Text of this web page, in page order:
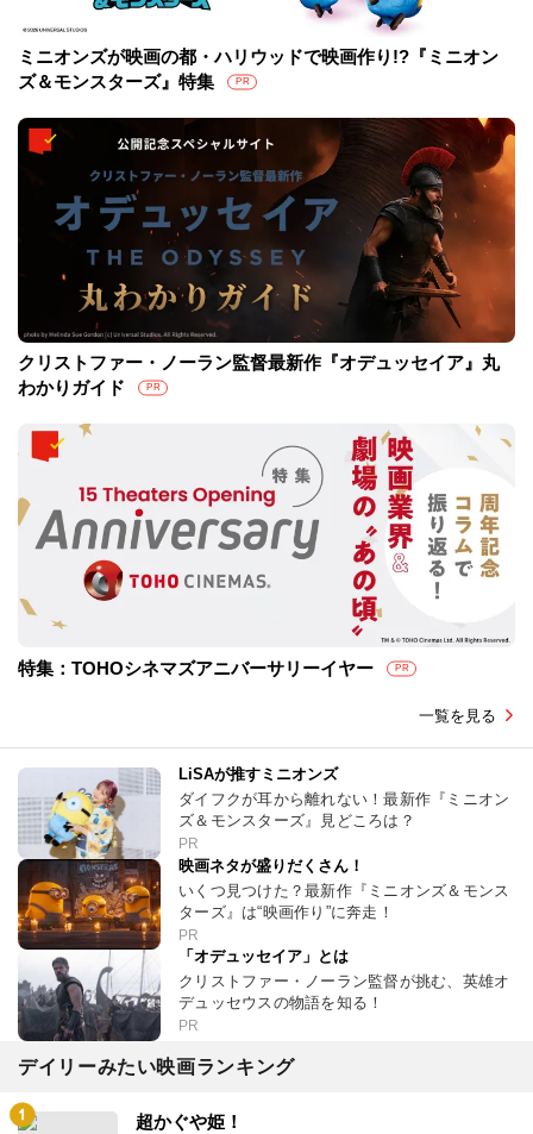
ミニオンズが映画の都・ハリウッドで映画作り!?『ミニオン
ズ＆モンスターズ』特集
PR
クリストファー・ノーラン監督最新作『オデュッセイア』丸
わかりガイド
PR
特集：TOHOシネマズアニバーサリーイヤー PR
一覧を見る
LiSAが推すミニオンズ
ダイフクが耳から離れない！最新作『ミニオン
ズ＆モンスターズ』見どころは？
PR
映画ネタが盛りだくさん！
いくつ見つけた？最新作『ミニオンズ＆モンス
ターズ』は“映画作り”に奔走！
PR
「オデュッセイア」とは
クリストファー・ノーラン監督が挑む、英雄オ
デュッセウスの物語を知る！
PR
デイリーみたい映画ランキング
超かぐや姫！